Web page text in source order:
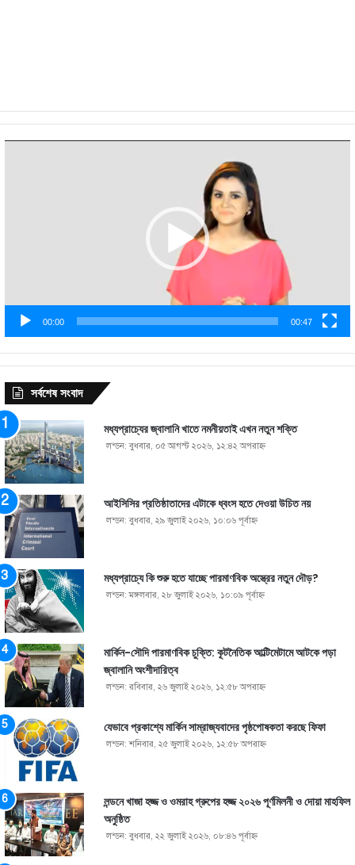
00:00 00:47
সর্বশেষ সংবাদ
মধ্যপ্রাচ্যের জ্বালানি খাতে নমনীয়তাই এখন নতুন শক্তি
লন্ডন: বুধবার, ০৫ আগস্ট ২০২৬, ১২:৪২ অপরাহ্ণ
আইসিসির প্রতিষ্ঠাতাদের এটাকে ধ্বংস হতে দেওয়া উচিত নয়
লন্ডন: বুধবার, ২৯ জুলাই ২০২৬, ১০:০৬ পূর্বাহ্ণ
মধ্যপ্রাচ্যে কি শুরু হতে যাচ্ছে পারমাণবিক অস্ত্রের নতুন দৌড়?
লন্ডন: মঙ্গলবার, ২৮ জুলাই ২০২৬, ১০:০৯ পূর্বাহ্ণ
মার্কিন-সৌদি পারমাণবিক চুক্তি: কূটনৈতিক আল্টিমেটামে আটকে পড়া
জ্বালানি অংশীদারিত্ব
লন্ডন: রবিবার, ২৬ জুলাই ২০২৬, ১২:৫৮ অপরাহ্ণ
যেভাবে প্রকাশ্যে মার্কিন সাম্রাজ্যবাদের পৃষ্ঠপোষকতা করছে ফিফা
লন্ডন: শনিবার, ২৫ জুলাই ২০২৬, ১২:৫৮ অপরাহ্ণ
লন্ডনে খাজা হজ্জ ও ওমরাহ গ্রুপের হজ্জ ২০২৬ পূর্ণমিলনী ও দোয়া মাহফিল
অনুষ্ঠিত
লন্ডন: বুধবার, ২২ জুলাই ২০২৬, ০৮:৪৬ পূর্বাহ্ণ